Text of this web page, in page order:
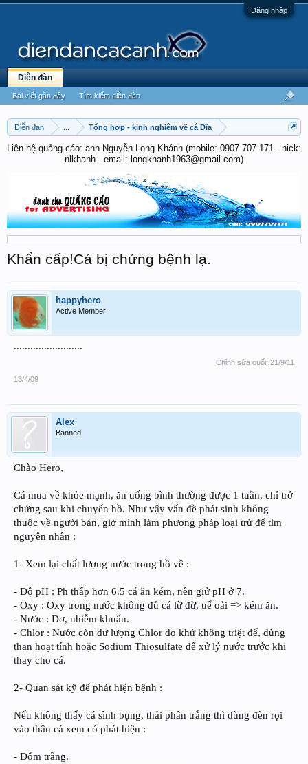
Đăng nhập
Diễn đàn Tổng hợp - kinh nghiệm về cá Dĩa
Liên hệ quảng cáo: anh Nguyễn Long Khánh (mobile: 0907 707 171 - nick:
nlkhanh - email: longkhanh1963@gmail.com)
Khẩn cấp!Cá bị chứng bệnh lạ.
happyhero
Active Member
.........................
Chỉnh sửa cuối: 21/9/11
13/4/09
Alex
Banned
Chào Hero,
Cá mua về khỏe mạnh, ăn uống bình thường được 1 tuần, chỉ trở
chứng sau khi chuyển hồ. Như vậy vấn đề phát sinh không
thuộc về người bán, giờ mình làm phương pháp loại trừ để tìm
nguyên nhân :
1- Xem lại chất lượng nước trong hồ về :
- Độ pH : Ph thấp hơn 6.5 cá ăn kém, nên giử pH ở 7.
- Oxy : Oxy trong nước không đủ cá lừ đừ, uể oải => kém ăn.
- Nước : Dơ, nhiễm khuẩn.
- Chlor : Nước còn dư lượng Chlor do khử không triệt để, dùng
than hoạt tính hoặc Sodium Thiosulfate để xử lý nước trước khi
thay cho cá.
2- Quan sát kỹ để phát hiện bệnh :
Nếu không thấy cá sình bụng, thải phân trắng thì dùng đèn rọi
vào thân cá xem có phát hiện :
- Đốm trắng.
Diễn đàn
Bài viết gần đây Tìm kiếm diễn đàn